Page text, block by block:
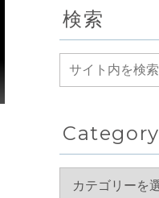
検索
Category